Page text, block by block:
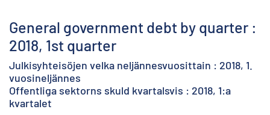
General government debt by quarter :
2018, 1st quarter
Julkisyhteisöjen velka neljännesvuosittain : 2018, 1.
vuosineljännes
Offentliga sektorns skuld kvartalsvis : 2018, 1:a
kvartalet